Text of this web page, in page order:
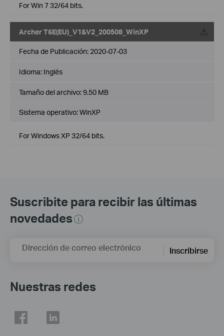
For Win 7 32/64 bits.
Archer T6E(EU)_V1&V2_200508_WinXP
Fecha de Publicación: 2020-07-03
Idioma: Inglés
Tamaño del archivo:9.50 MB
Sistema operativo: WinXP
For Windows XP 32/64 bits.
Suscribite para recibir las últimas
novedades
Dirección de correo electrónico Inscribirse
Nuestras redes